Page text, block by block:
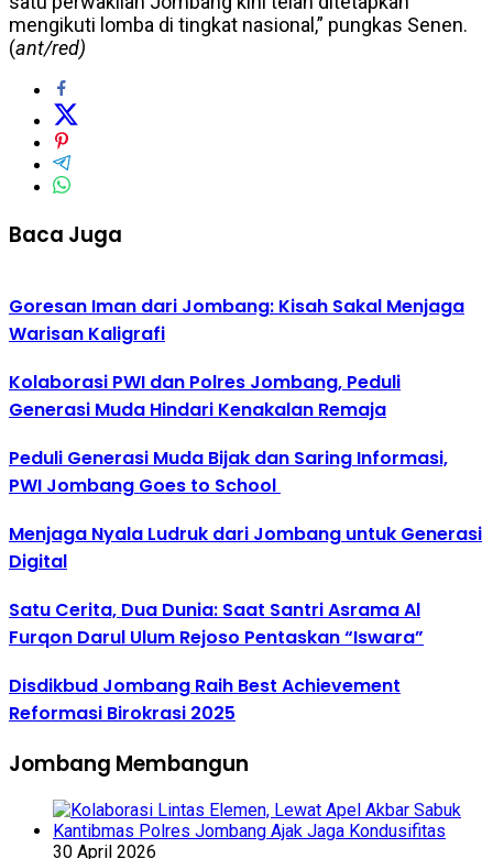
mengikuti lomba di tingkat nasional,” pungkas Senen.
(ant/red)
Baca Juga
Goresan Iman dari Jombang: Kisah Sakal Menjaga
Warisan Kaligrafi
Kolaborasi PWI dan Polres Jombang, Peduli
Generasi Muda Hindari Kenakalan Remaja
Peduli Generasi Muda Bijak dan Saring Informasi,
PWI Jombang Goes to School
Menjaga Nyala Ludruk dari Jombang untuk Generasi
Digital
Satu Cerita, Dua Dunia: Saat Santri Asrama Al
Furqon Darul Ulum Rejoso Pentaskan “Iswara”
Disdikbud Jombang Raih Best Achievement
Reformasi Birokrasi 2025
Jombang Membangun
30 April 2026